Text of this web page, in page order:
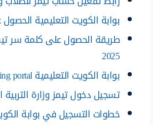
بوابة الكويت التعليمية
طريقة الحصول على كلمة سر
2025
بوابة الكويت التعليمية kuwait e-learning portal تسجيل
تسجيل دخول تيمز وزارة التربية
خطوات التسجيل في بوابة الكويت